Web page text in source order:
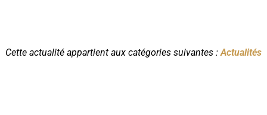
Cette actualité appartient aux catégories suivantes :Actualités